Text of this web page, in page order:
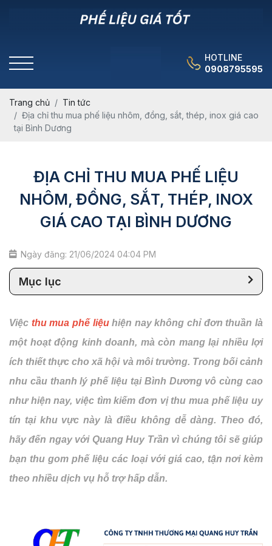
HOTLINE
0908795595
Trang chủ
Tin tức
Địa chỉ thu mua phế liệu nhôm, đồng, sắt, thép, inox giá cao
tại Bình Dương
ĐỊA CHỈ THU MUA PHẾ LIỆU
NHÔM, ĐỒNG, SẮT, THÉP, INOX
GIÁ CAO TẠI BÌNH DƯƠNG
Ngày đăng: 21/06/2024 04:04 PM
Mục lục
Việc thu mua phế liệuhiện nay không chỉ đơn thuần là
một hoạt động kinh doanh, mà còn mang lại nhiều lợi
ích thiết thực cho xã hội và môi trường. Trong bối cảnh
nhu cầu thanh lý phế liệu tại Bình Dương vô cùng cao
như hiện nay, việc tìm kiếm đơn vị thu mua phế liệu uy
tín tại khu vực này là điều không dễ dàng. Theo đó,
hãy đến ngay với Quang Huy Trần vì chúng tôi sẽ giúp
bạn thu gom phế liệu các loại với giá cao, tận nơi kèm
theo nhiều dịch vụ hỗ trợ hấp dẫn.